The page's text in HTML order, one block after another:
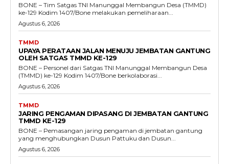
BONE – Tim Satgas TNI Manunggal Membangun Desa (TMMD)
ke-129 Kodim 1407/Bone melakukan pemeliharaan...
Agustus 6, 2026
TMMD
UPAYA PERATAAN JALAN MENUJU JEMBATAN GANTUNG
OLEH SATGAS TMMD KE-129
BONE – Personel dari Satgas TNI Manunggal Membangun Desa
(TMMD) ke-129 Kodim 1407/Bone berkolaborasi...
Agustus 6, 2026
TMMD
JARING PENGAMAN DIPASANG DI JEMBATAN GANTUNG
TMMD KE-129
BONE – Pemasangan jaring pengaman di jembatan gantung
yang menghubungkan Dusun Pattuku dan Dusun...
Agustus 6, 2026